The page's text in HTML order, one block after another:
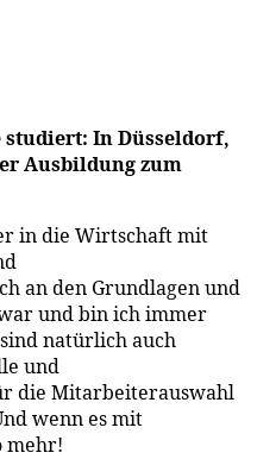
studiert: In Düsseldorf,
Ausbildung zum
in die Wirtschaft mit
an den Grundlagen und
und bin ich immer
natürlich auch
und
die Mitarbeiterauswahl
wenn es mit
mehr!